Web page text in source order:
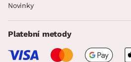
Novinky
Platební metody